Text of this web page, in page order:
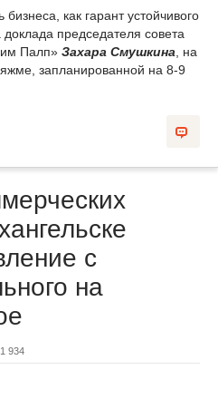
как гарант устойчивого
председателя совета
Палп» Захара Смушкина , на
запланированной на 8-9
с
на
1 934